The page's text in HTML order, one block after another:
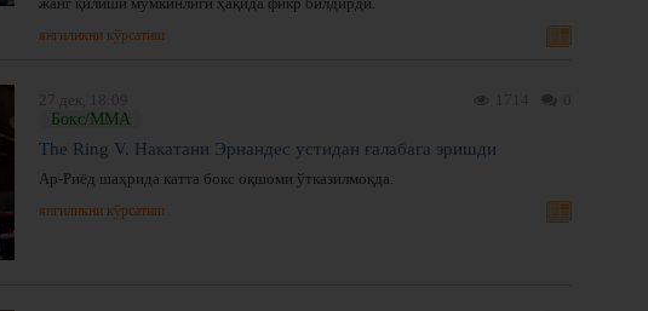
янгиликни кўрсатиш
Бокс/ММА
The Ring V. Накатани Эрнандес устидан ғалабага эришди
Ар-Риёд шаҳрида катта бокс оқшоми ўтказилмоқда.
янгиликни кўрсатиш